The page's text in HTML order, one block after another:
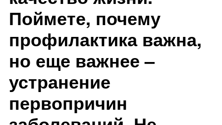
Поймете, почему
профилактика важна,
но еще важнее –
устранение
первопричин